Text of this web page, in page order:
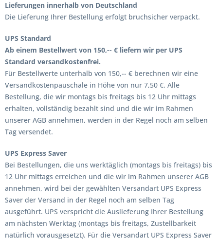
Lieferungen innerhalb von Deutschland
Die Lieferung Ihrer Bestellung erfolgt bruchsicher verpackt.
UPS Standard
Ab einem Bestellwert von 150,-- € liefern wir per UPS
Standard versandkostenfrei.
Für Bestellwerte unterhalb von 150,-- € berechnen wir eine
Versandkostenpauschale in Höhe von nur 7,50 €. Alle
Bestellung, die wir montags bis freitags bis 12 Uhr mittags
erhalten, vollständig bezahlt sind und die wir im Rahmen
unserer AGB annehmen, werden in der Regel noch am selben
Tag versendet.
UPS Express Saver
Bei Bestellungen, die uns werktäglich (montags bis freitags) bis
12 Uhr mittags erreichen und die wir im Rahmen unserer AGB
annehmen, wird bei der gewählten Versandart UPS Express
Saver der Versand in der Regel noch am selben Tag
ausgeführt. UPS verspricht die Auslieferung Ihrer Bestellung
am nächsten Werktag (montags bis freitags, Zustellbarkeit
natürlich vorausgesetzt). Für die Versandart UPS Express Saver